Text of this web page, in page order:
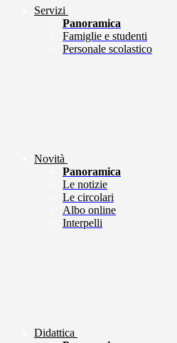
Servizi
Panoramica
Famiglie e studenti
Personale scolastico
Novità
Panoramica
Le notizie
Le circolari
Albo online
Interpelli
Didattica